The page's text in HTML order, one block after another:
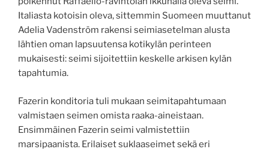
Italiasta kotoisin oleva, sittemmin Suomeen muuttanut
Adelia Vadenström rakensi seimiasetelman alusta
lähtien oman lapsuutensa kotikylän perinteen
mukaisesti: seimi sijoitettiin keskelle arkisen kylän
tapahtumia.
Fazerin konditoria tuli mukaan seimitapahtumaan
valmistaen seimen omista raaka-aineistaan.
Ensimmäinen Fazerin seimi valmistettiin
marsipaanista. Erilaiset suklaaseimet sekä eri